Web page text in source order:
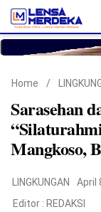
Home /
Sarasehan
Mangkoso,
LINGKUNGAN
April
Editor : REDAKSI